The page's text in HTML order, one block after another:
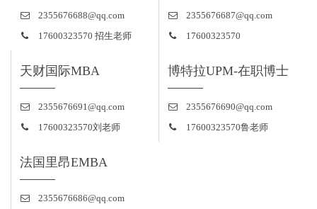
2355676688@qq.com
17600323570 招生老师
2355676687@qq.com
17600323570
天财国际MBA
2355676691@qq.com
17600323570刘老师
博特拉UPM-在职博士
2355676690@qq.com
17600323570鲁老师
法国里昂EMBA
2355676686@qq.com